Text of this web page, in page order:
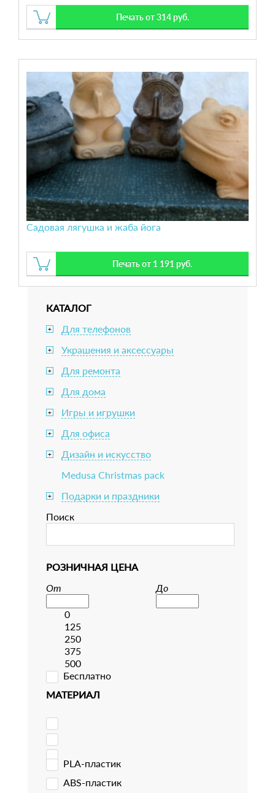
Печать от 314 руб.
Садовая лягушка и жаба йога
Печать от 1 191 руб.
КАТАЛОГ
+ Для телефонов
+ Украшения и аксессуары
+ Для ремонта
+ Для дома
+ Игры и игрушки
+ Для офиса
+
Дизайн и искусство
Medusa Christmas pack
+
Подарки и праздники
Поиск
РОЗНИЧНАЯ ЦЕНА
От
До
0
125
250
375
500
Бесплатно
МАТЕРИАЛ
PLA-пластик
ABS-пластик